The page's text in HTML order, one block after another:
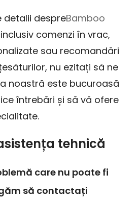
detalii despreBamboo
inclusiv comenzi în vrac,
sau recomandări
nu ezitați să ne
noastră este bucuroasă
întrebări și să vă ofere
tehnică
care nu poate fi
să contactați